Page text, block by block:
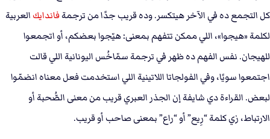
كل التجمع ده في الآخر هيتكسر. وده قريب جدًا من ترجمةفاندايك العربية
لكلمة «هيجوا»، اللي ممكن تتفهم بمعنى: هيّجوا بعضكم، أو اتجمعوا
للهيجان. نفس الفهم ده ظهر في ترجمة سمّاخُس اليونانية اللي قالت
اجتمعوا سويًا، وفي الفولجاتا اللاتينية اللي استخدمت فعل معناه انضمّوا
لبعض. القراءة دي شايفة إن الجذر العبري قريب من معنى الصُّحبة أو
الارتباط، زي كلمة “رِيع” أو “راع” بمعنى صاحب أو قريب.